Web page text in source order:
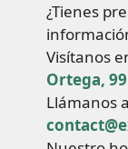
¿Tienes
Visítanos
Ortega,
Llámanos